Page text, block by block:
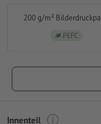
200 g/m²
PEFC
Innenteil